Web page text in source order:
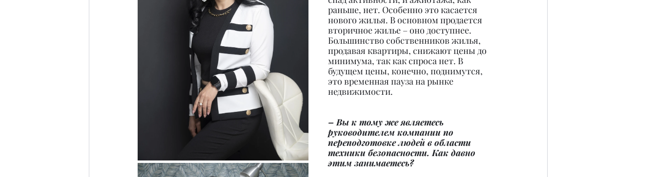
раньше, нет. Особенно это касается
нового жилья. В основном продается
вторичное жилье – оно доступнее.
Большинство собственников жилья,
продавая квартиры, снижают цены до
минимума, так как спроса нет. В
будущем цены, конечно, поднимутся,
это временная пауза на рынке
недвижимости.
– Вы к тому же являетесь
руководителем компании по
переподготовке людей в области
техники безопасности. Как давно
этим занимаетесь?